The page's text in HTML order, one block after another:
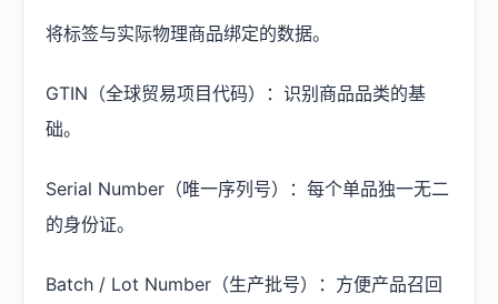
将标签与实际物理商品绑定的数据。
GTIN（全球贸易项目代码）：识别商品品类的基
础。
Serial Number（唯一序列号）：每个单品独一无二
的身份证。
Batch / Lot Number（生产批号）：方便产品召回